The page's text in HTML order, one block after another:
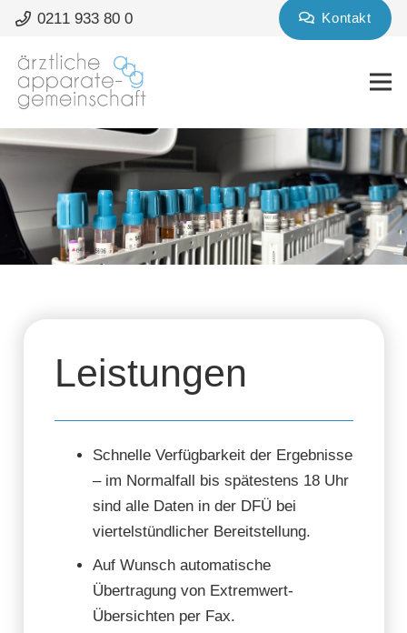
0211 933 80 0 Kontakt
Leistungen
Schnelle Verfügbarkeit der Ergebnisse
– im Normalfall bis spätestens 18 Uhr
sind alle Daten in der DFÜ bei
viertelstündlicher Bereitstellung.
Auf Wunsch automatische
Übertragung von Extremwert-
Übersichten per Fax.